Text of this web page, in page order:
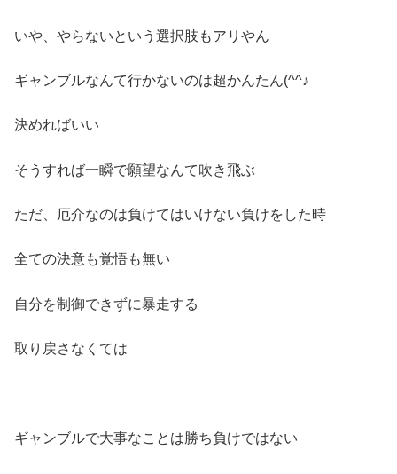
いや、やらないという選択肢もアリやん
ギャンブルなんて行かないのは超かんたん(^^♪
決めればいい
そうすれば一瞬で願望なんて吹き飛ぶ
ただ、厄介なのは負けてはいけない負けをした時
全ての決意も覚悟も無い
自分を制御できずに暴走する
取り戻さなくては
ギャンブルで大事なことは勝ち負けではない